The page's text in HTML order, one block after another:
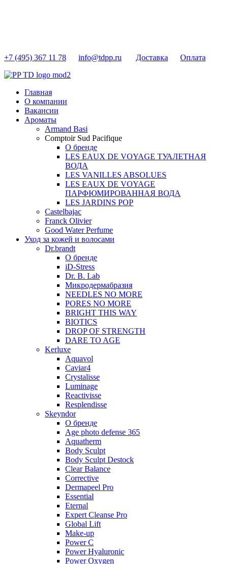
+7 (495) 367 11 78 info@tdpp.ru Доставка Оплата
Главная
О компании
Вакансии
Ароматы
Armand Basi
Comptoir Sud Pacifique
О бренде
LES EAUX DE VOYAGE ТУАЛЕТНАЯ
ВОДА
LES VANILLES ABSOLUES
LES EAUX DE VOYAGE
ПАРФЮМИРОВАННАЯ ВОДА
LES JARDINS POP
Castelbajac
Franck Olivier
Good Water Perfume
Уход за кожей и волосами
Dr.brandt
О бренде
iD-Stress
Dr. B. Lab
Микродермабразия
NEEDLES NO MORE
PORES NO MORE
BRIGHT THIS WAY
BIOTICS
DROP OF STRENGTH
DARE TO AGE
Kerluxe
Aquavol
Caviar4
Crystalisse
Luminage
Reactivisse
Resplendisse
Skeyndor
О бренде
Age photo defense 365
Aquatherm
Body Sculpt
Body Sculpt Destock
Clear Balance
Corrective
Dermapeel Pro
Essential
Eternal
Expert Cleanse Pro
Global Lift
Make-up
Power C
Power Hyaluronic
Power Oxygen